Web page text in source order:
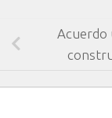
Acuerdo